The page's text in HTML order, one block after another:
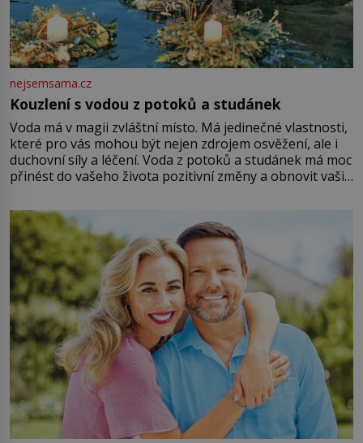
nejsemsama.cz
Kouzlení s vodou z potoků a studánek
Voda má v magii zvláštní místo. Má jedinečné vlastnosti,
které pro vás mohou být nejen zdrojem osvěžení, ale i
duchovní síly a léčení. Voda z potoků a studánek má moc
přinést do vašeho života pozitivní změny a obnovit vaši
můžete obohatit své rituály a přinést do svého života
větší harmonii a klid. Je důležité